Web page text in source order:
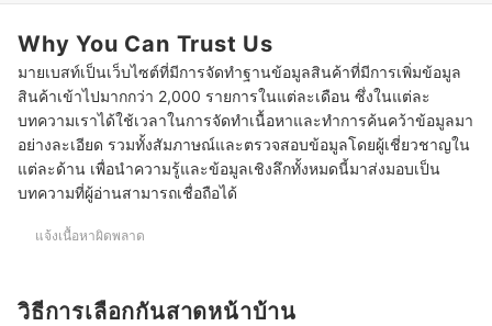
5 พิจารณาคุณสมบัติเสริมของกันสาดเพื่อสนับสนุนการใช้งาน
10 กันสาดหน้าบ้าน สวย ๆ กันความร้อน กันฝน
กันสาดหน้าบ้านต้องบำรุงรักษาอย่างไร
กันสาดหน้าบ้านช่วยประหยัดการใช้พลังงานได้หรือไม่
บทความที่เกี่ยวข้องกับกันสาดหน้าบ้าน
Why You Can Trust Us
มายเบสท์เป็นเว็บไซต์ที่มีการจัดทำฐานข้อมูลสินค้าที่มีการเพิ่มข้อมูล
สินค้าเข้าไปมากกว่า 2,000 รายการในแต่ละเดือน ซึ่งในแต่ละ
บทความเราได้ใช้เวลาในการจัดทำเนื้อหาและทำการค้นคว้าข้อมูลมา
อย่างละเอียด รวมทั้งสัมภาษณ์และตรวจสอบข้อมูลโดยผู้เชี่ยวชาญใน
แต่ละด้าน เพื่อนำความรู้และข้อมูลเชิงลึกทั้งหมดนี้มาส่งมอบเป็น
บทความที่ผู้อ่านสามารถเชื่อถือได้
แจ้งเนื้อหาผิดพลาด
วิธีการเลือกกันสาดหน้าบ้าน